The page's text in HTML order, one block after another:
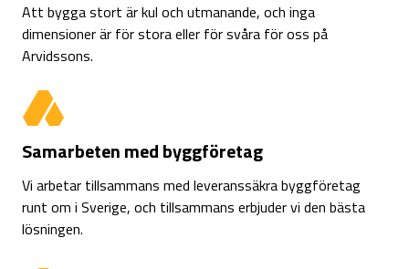
Att bygga stort är kul och utmanande, och inga
dimensioner är för stora eller för svåra för oss på
Arvidssons.
Samarbeten med byggföretag
Vi arbetar tillsammans med leveranssäkra byggföretag
runt om i Sverige, och tillsammans erbjuder vi den bästa
lösningen.